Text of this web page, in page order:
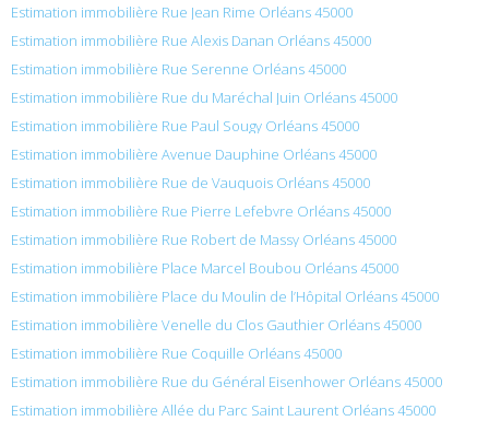
Estimation immobilière Rue Jean Rime Orléans 45000
Estimation immobilière Rue Alexis Danan Orléans 45000
Estimation immobilière Rue Serenne Orléans 45000
Estimation immobilière Rue du Maréchal Juin Orléans 45000
Estimation immobilière Rue Paul Sougy Orléans 45000
Estimation immobilière Avenue Dauphine Orléans 45000
Estimation immobilière Rue de Vauquois Orléans 45000
Estimation immobilière Rue Pierre Lefebvre Orléans 45000
Estimation immobilière Rue Robert de Massy Orléans 45000
Estimation immobilière Place Marcel Boubou Orléans 45000
Estimation immobilière Place du Moulin de l’Hôpital Orléans 45000
Estimation immobilière Venelle du Clos Gauthier Orléans 45000
Estimation immobilière Rue Coquille Orléans 45000
Estimation immobilière Rue du Général Eisenhower Orléans 45000
Estimation immobilière Allée du Parc Saint Laurent Orléans 45000